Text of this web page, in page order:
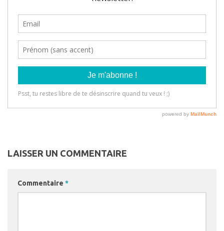
LAISSER UN COMMENTAIRE
Commentaire *